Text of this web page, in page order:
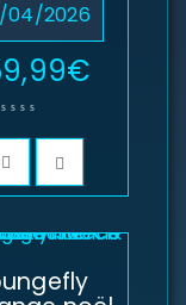
04/2026
€